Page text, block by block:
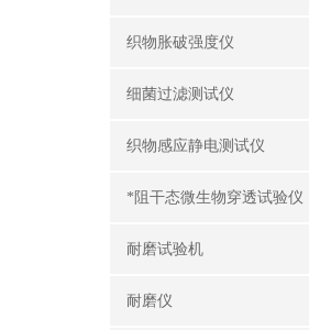
织物胀破强度仪
细菌过滤测试仪
织物感应静电测试仪
*阻干态微生物穿透试验仪
耐磨试验机
耐磨仪